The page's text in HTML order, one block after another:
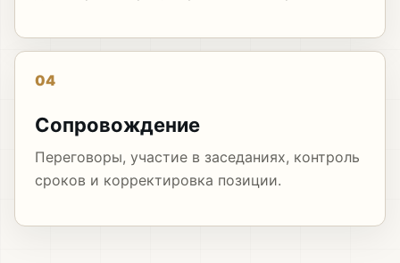
04
Сопровождение
Переговоры, участие в заседаниях, контроль
сроков и корректировка позиции.